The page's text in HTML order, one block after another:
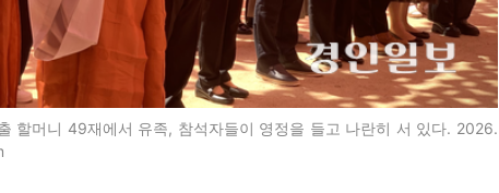
할머니 49재에서 유족, 참석자들이 영정을 들고 나란히 서 있다. 2026.